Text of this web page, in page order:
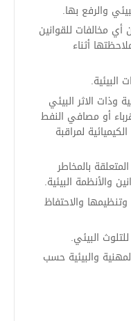
والرفع بها.
أي مخالفات للقوانين
أثناء
البيئية.
وذات الاثر البيئي
أو مصافي النفط
لمراقبة
بالمخاطر
والأنظمة البيئية.
والاحتفاظ
البيئي.
والبيئية حسب